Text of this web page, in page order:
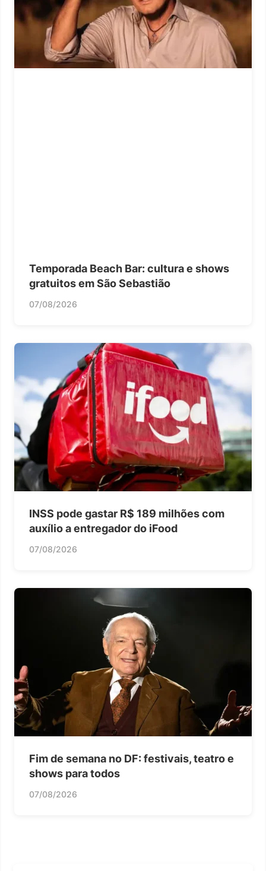
Temporada Beach Bar: cultura e shows
gratuitos em São Sebastião
07/08/2026
INSS pode gastar R$ 189 milhões com
auxílio a entregador do iFood
07/08/2026
Fim de semana no DF: festivais, teatro e
shows para todos
07/08/2026